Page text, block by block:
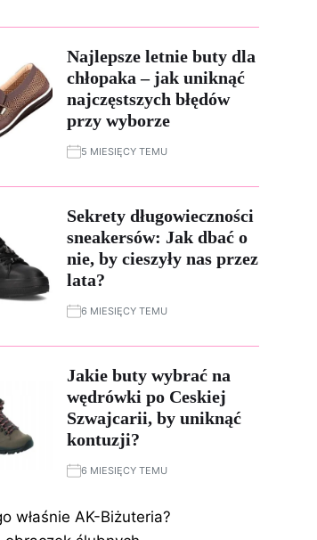
Najlepsze letnie buty dla
chłopaka – jak uniknąć
najczęstszych błędów
przy wyborze
5 MIESIĘCY TEMU
Sekrety długowieczności
sneakersów: Jak dbać o
nie, by cieszyły nas przez
lata?
6 MIESIĘCY TEMU
Jakie buty wybrać na
wędrówki po Ceskiej
Szwajcarii, by uniknąć
kontuzji?
6 MIESIĘCY TEMU
właśnie AK-Biżuteria?